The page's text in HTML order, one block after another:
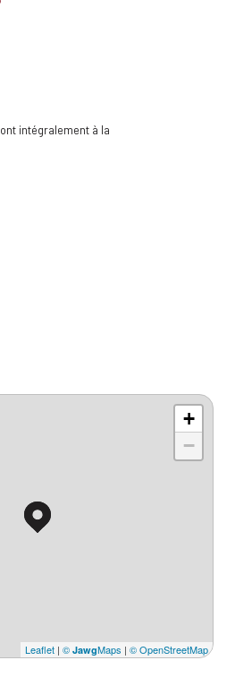
intégralement à la
+
−
Leaflet | © JawgMaps | © OpenStreetMap